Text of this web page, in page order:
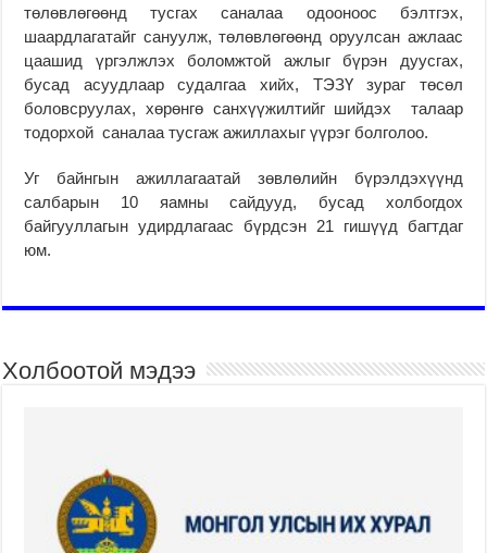
төлөвлөгөөнд тусгах саналаа одооноос бэлтгэх,
шаардлагатайг сануулж, төлөвлөгөөнд оруулсан ажлаас
цаашид үргэлжлэх боломжтой ажлыг бүрэн дуусгах,
бусад асуудлаар судалгаа хийх, ТЭЗҮ зураг төсөл
боловсруулах, хөрөнгө санхүүжилтийг шийдэх талаар
тодорхой саналаа тусгаж ажиллахыг үүрэг болголоо.
Уг байнгын ажиллагаатай зөвлөлийн бүрэлдэхүүнд
салбарын 10 яамны сайдууд, бусад холбогдох
байгууллагын удирдлагаас бүрдсэн 21 гишүүд багтдаг
юм.
Холбоотой мэдээ